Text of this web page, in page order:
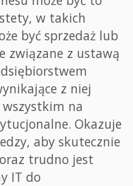
w takich
być sprzedaż lub
związane z ustawą
z niej
na
Okazuje
aby skutecznie
trudno jest
IT do